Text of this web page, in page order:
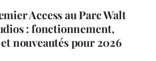
Access au Parc Walt
: fonctionnement,
nouveautés pour 2026